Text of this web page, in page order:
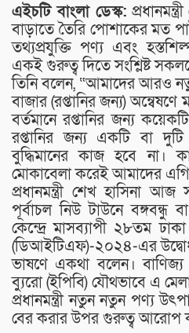
এইচটি বাংলা ডেস্ক:
বাড়াতে তৈরি পোশাকের মত
তথ্যপ্রযুক্তি পণ্য এবং
একই গুরুত্ব দিতে সংশ্লিষ্ট
তিনি বলেন, “আমাদের আরও
বাজার (রপ্তানির জন্য)
বর্তমানে রপ্তানির জন্য
রপ্তানির জন্য একটি বা
বুদ্ধিমানের কাজ হবে না।
মোকাবেলা করেই আমাদের
প্রধানমন্ত্রী শেখ হাসিনা
পূর্বাচল নিউ টাউনে বঙ্গবন্ধু
কেন্দ্রে মাসব্যাপী ২৮তম
(ডিআইটিএফ)-২০২৪-এর
ভাষণে একথা বলেন। বাণিজ্য
ব্যুরো (ইপিবি) যৌথভাবে এ
প্রধানমন্ত্রী নতুন নতুন পণ্য
বের করার উপর গুরুত্ব আরোপ